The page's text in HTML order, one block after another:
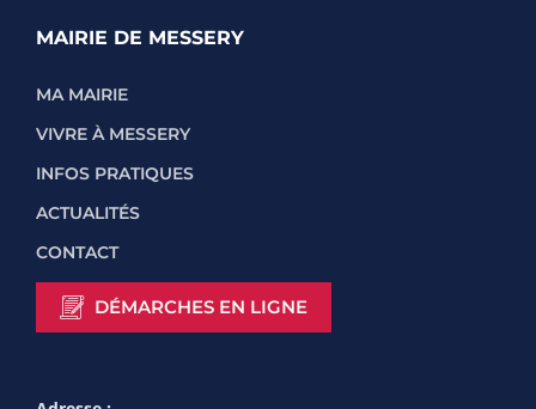
MAIRIE DE MESSERY
MA MAIRIE
VIVRE À MESSERY
INFOS PRATIQUES
ACTUALITÉS
CONTACT
DÉMARCHES EN LIGNE